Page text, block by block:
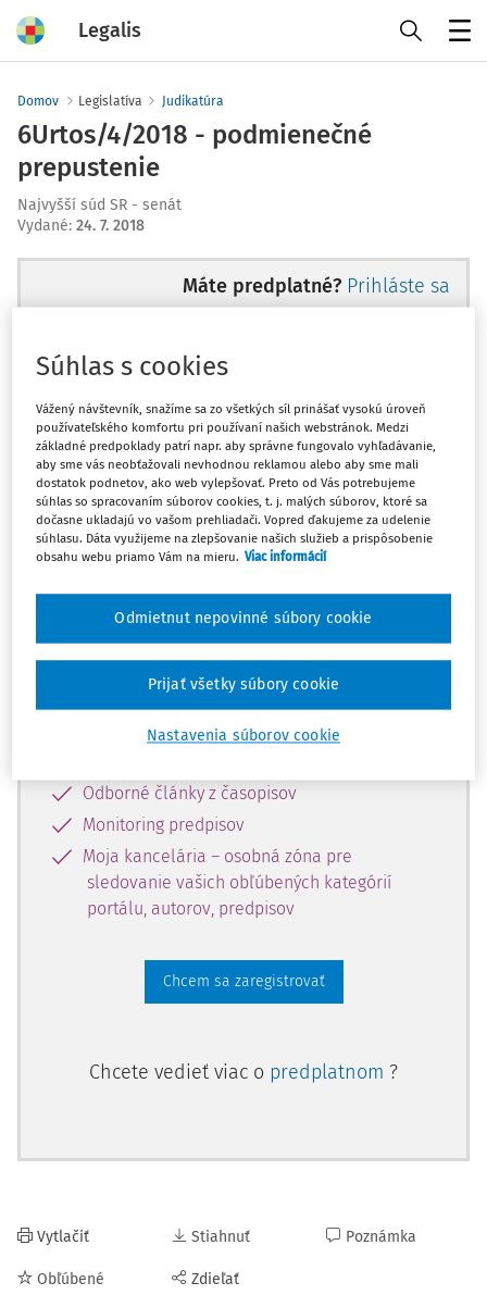
Legalis
Domov Legislatíva Judikatúra
6Urtos/4/2018 - podmienečné
prepustenie
Najvyšší súd SR - senát
Vydané: 24. 7. 2018
Máte predplatné? Prihláste sa
Ups, zatiaľ ste si prečítali len
začiatok...
Celý odborný obsah z tejto oblasti je
dostupný predplatiteľom portálu.
Odomknite si prístup k odbornému
obsahu a získajte prístup na 10 dní
zdarma, stačí sa len zaregistrovať.
Vďaka registrácii získate prístup aj k
vybranému obsahu:
Odborné články z časopisov
Monitoring predpisov
Moja kancelária – osobná zóna pre
sledovanie vašich obľúbených kategórií
portálu, autorov, predpisov
Chcem sa zaregistrovať
Chcete vedieť viac o predplatnom ?
Vytlačiť
Obľúbené
Stiahnuť
Zdieľať
Poznámka
Súhlas s cookies
Vážený návštevník, snažíme sa zo všetkých síl prinášať vysokú úroveň
používateľského komfortu pri používaní našich webstránok. Medzi
základné predpoklady patrí napr. aby správne fungovalo vyhľadávanie,
aby sme vás neobťažovali nevhodnou reklamou alebo aby sme mali
dostatok podnetov, ako web vylepšovať. Preto od Vás potrebujeme
súhlas so spracovaním súborov cookies, t. j. malých súborov, ktoré sa
dočasne ukladajú vo vašom prehliadači. Vopred ďakujeme za udelenie
súhlasu. Dáta využijeme na zlepšovanie našich služieb a prispôsobenie
obsahu webu priamo Vám na mieru. Viac informácií
Nastavenia súborov cookie
Odmietnut nepovinné súbory cookie
Prijať všetky súbory cookie